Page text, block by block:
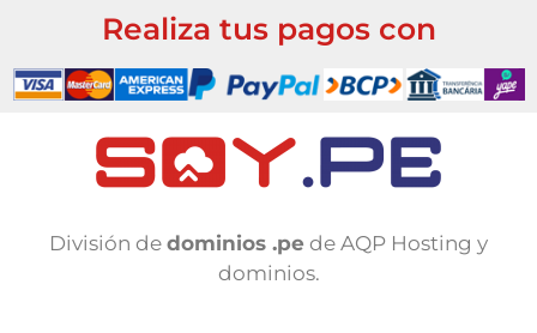
Realiza tus pagos con
División de dominios .pe de AQP Hosting y
dominios.